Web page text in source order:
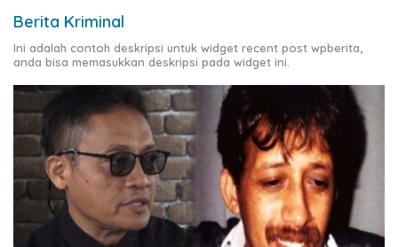
Berita Kriminal
Ini adalah contoh deskripsi untuk widget recent post wpberita,
anda bisa memasukkan deskripsi pada widget ini.